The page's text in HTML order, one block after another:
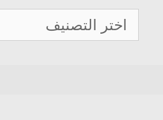
صيانة
تكييف